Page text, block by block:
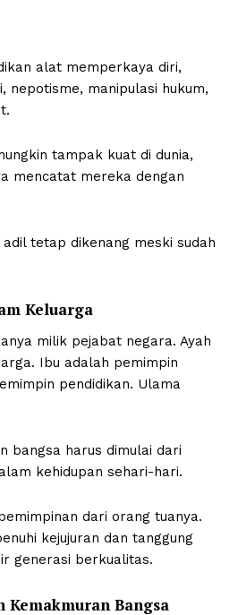
alat memperkaya diri,
nepotisme, manipulasi hukum,
tampak kuat di dunia,
mencatat mereka dengan
tetap dikenang meski sudah
Keluarga
milik pejabat negara. Ayah
Ibu adalah pemimpin
pendidikan. Ulama
bangsa harus dimulai dari
kehidupan sehari-hari.
dari orang tuanya.
kejujuran dan tanggung
generasi berkualitas.
Kemakmuran Bangsa